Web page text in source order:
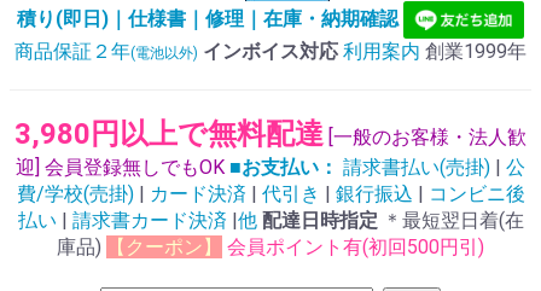
積り(即日)｜仕様書｜修理｜在庫・納期確認
商品保証２年(電池以外) インボイス対応 利用案内 創業1999年
3,980円以上で無料配達 [一般のお客様・法人歓
迎] 会員登録無しでもOK ■お支払い： 請求書払い(売掛) | 公
費/学校(売掛) | カード決済 | 代引き | 銀行振込 | コンビニ後
払い | 請求書カード決済 |他 配達日時指定 ＊最短翌日着(在
庫品)
【クーポン】 会員ポイント有(初回500円引)